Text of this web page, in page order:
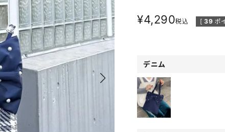
¥4,290税込 [ 39 ポ
デニム